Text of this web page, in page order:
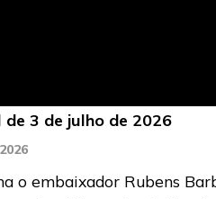
3 de julho de 2026
o embaixador Rubens